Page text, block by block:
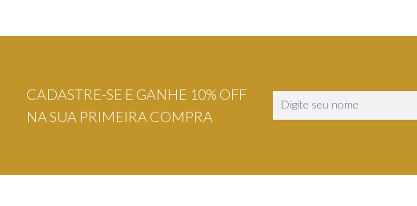
CADASTRE-SE E GANHE 10% OFF
NA SUA PRIMEIRA COMPRA